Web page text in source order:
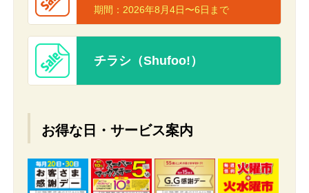
期間： 2026年8月4日〜6日まで
チラシ（Shufoo!）
お得な日・サービス案内